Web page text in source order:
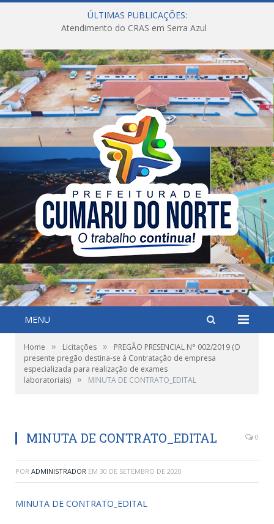
ÚLTIMAS PUBLICAÇÕES:
Atendimento do CRAS em Serra Azul
MENU
Home » Licitações »
PREGÃO PRESENCIAL N° 002/2019 (O
presente pregão destina-se à Contratação de empresa
especializada para realização de exames
laboratoriais) » MINUTA DE CONTRATO_EDITAL
MINUTA DE CONTRATO_EDITAL 0
POR ADMINISTRADOR EM 30 DE SETEMBRO DE 2020
MINUTA DE CONTRATO_EDITAL